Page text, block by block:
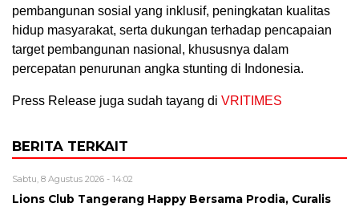
pembangunan sosial yang inklusif, peningkatan kualitas
hidup masyarakat, serta dukungan terhadap pencapaian
target pembangunan nasional, khususnya dalam
percepatan penurunan angka stunting di Indonesia.
Press Release juga sudah tayang di VRITIMES
BERITA TERKAIT
Sabtu, 8 Agustus 2026 - 14:02
Lions Club Tangerang Happy Bersama Prodia, Curalis